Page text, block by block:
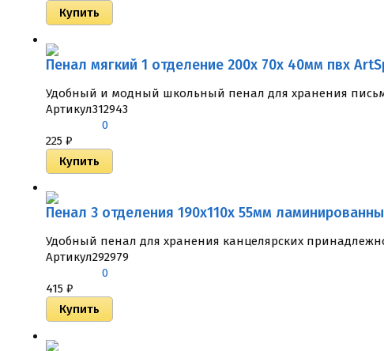
Пенал мягкий 1 отделение 200x 70x 40мм пвх
Удобный и модный школьный пенал для хранения
Артикул312943
0
225 ₽
Пенал 3 отделения 190x110x 55мм
Удобный пенал для хранения канцелярских
Артикул292979
0
415 ₽